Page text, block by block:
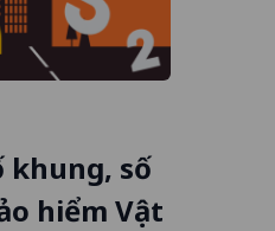
khung, số
hiểm Vật